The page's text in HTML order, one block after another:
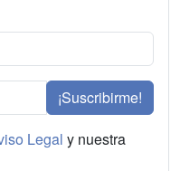
¡Suscribirme!
Legal y nuestra